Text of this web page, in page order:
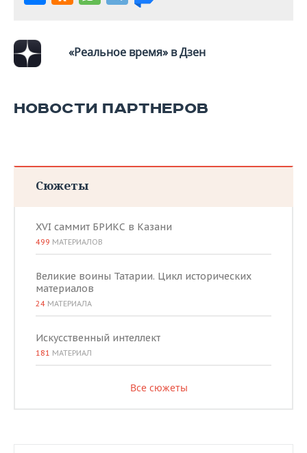
«Реальное время» в Дзен
НОВОСТИ ПАРТНЕРОВ
Сюжеты
XVI саммит БРИКС в Казани
499 МАТЕРИАЛОВ
Великие воины Татарии. Цикл исторических
материалов
24 МАТЕРИАЛА
Искусственный интеллект
181 МАТЕРИАЛ
Все сюжеты